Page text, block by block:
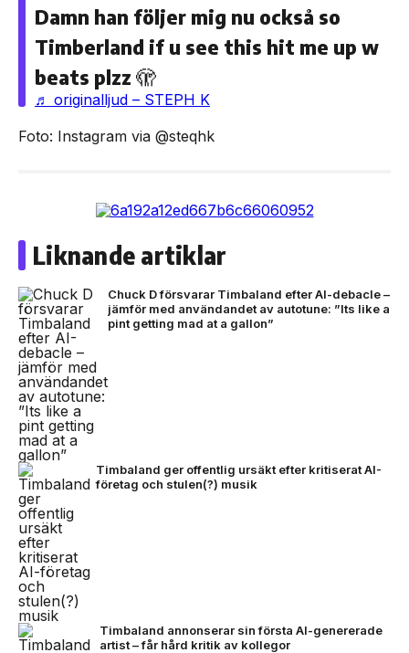
Damn han följer mig nu också so
Timberland if u see this hit me up w
beats plzz 🫣
♬ originalljud – STEPH K
Foto: Instagram via @steqhk
Liknande artiklar
Chuck D försvarar Timbaland efter AI-debacle –
jämför med användandet av autotune: ”Its like a
pint getting mad at a gallon”
Timbaland ger offentlig ursäkt efter kritiserat AI-
företag och stulen(?) musik
Timbaland annonserar sin första AI-genererade
artist – får hård kritik av kollegor